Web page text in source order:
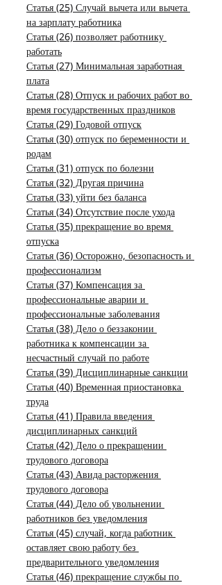
Статья (25) Случай вычета или вычета
на зарплату работника
Статья (26) позволяет работнику
работать
Статья (27) Минимальная заработная
плата
Статья (28) Отпуск и рабочих работ во
время государственных праздников
Статья (29) Годовой отпуск
Статья (30) отпуск по беременности и
родам
Статья (31) отпуск по болезни
Статья (32) Другая причина
Статья (33) уйти без баланса
Статья (34) Отсутствие после ухода
Статья (35) прекращение во время
отпуска
Статья (36) Осторожно, безопасность и
профессионализм
Статья (37) Компенсация за
профессиональные аварии и
профессиональные заболевания
Статья (38) Дело о беззаконии
работника к компенсации за
несчастный случай по работе
Статья (39) Дисциплинарные санкции
Статья (40) Временная приостановка
труда
Статья (41) Правила введения
дисциплинарных санкций
Статья (42) Дело о прекращении
трудового договора
Статья (43) Авида расторжения
трудового договора
Статья (44) Дело об увольнении
работников без уведомления
Статья (45) случай, когда работник
оставляет свою работу без
предварительного уведомления
Статья (46) прекращение службы по